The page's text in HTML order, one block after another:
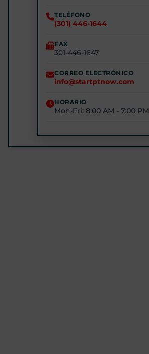
(240) 770-8750
STARTPTNOW - GLEN
7301 E Furnace Branch Rd, Glen
(443) 422-3500
STARTPTNOW - ROCKVILLE
TELÉFONO
(301) 446-1644
FAX
301-446-1647
CORREO ELECTRÓNICO
info@startptnow.com
HORARIO
Mon-Fri: 8:00 AM - 7:00 PM
CÓMO